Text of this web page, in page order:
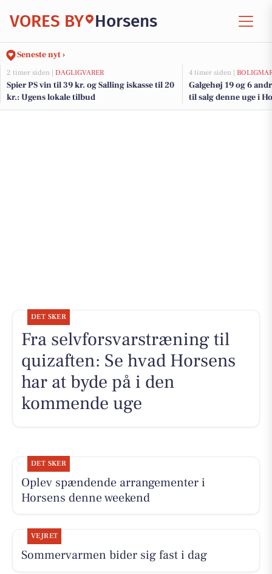
VORES BY Horsens
Seneste nyt ›
2 timer siden | DAGLIGVARER
Spier PS vin til 39 kr. og Salling iskasse til 20
kr.: Ugens lokale tilbud
4 timer siden |
Galgehøj 19 og 6
til salg denne uge i
her.
DET SKER
Fra selvforsvarstræning til
quizaften: Se hvad Horsens
har at byde på i den
kommende uge
DET SKER
Oplev spændende arrangementer i
Horsens denne weekend
VEJRET
Sommervarmen bider sig fast i dag